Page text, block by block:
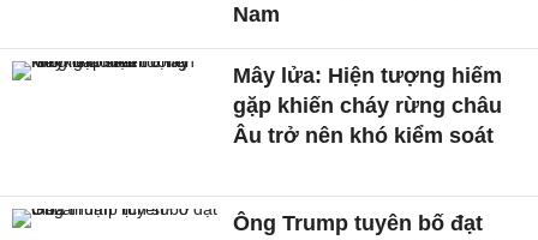
Nam
Mây lửa: Hiện tượng hiếm
gặp khiến cháy rừng châu
Âu trở nên khó kiểm soát
Ông Trump tuyên bố đạt